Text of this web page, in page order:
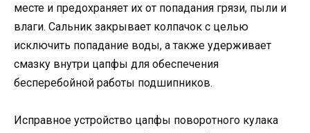
месте и предохраняет их от попадания грязи, пыли и
влаги. Сальник закрывает колпачок с целью
исключить попадание воды, а также удерживает
смазку внутри цапфы для обеспечения
бесперебойной работы подшипников.
Исправное устройство цапфы поворотного кулака